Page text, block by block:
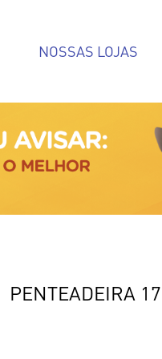
NOSSAS LOJAS
PENTEADEIRA